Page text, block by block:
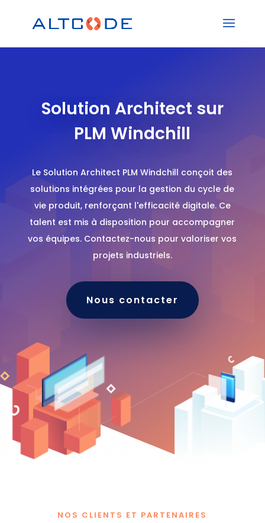
Solution Architect sur
PLM Windchill
Le Solution Architect PLM Windchill conçoit des
solutions intégrées pour la gestion du cycle de
vie produit, renforçant l'efficacité digitale. Ce
talent est mis à disposition pour accompagner
vos équipes. Contactez-nous pour valoriser vos
projets industriels.
Nous contacter
NOS CLIENTS ET PARTENAIRES